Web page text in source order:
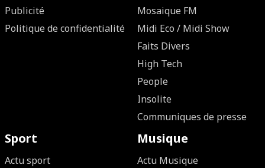
Publicité
Politique de confidentialité
Mosaique FM
Midi Eco / Midi Show
Faits Divers
High Tech
People
Insolite
Communiques de presse
Sport
Actu sport
Musique
Actu Musique